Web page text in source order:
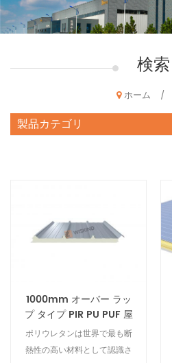
検索
ホーム /
製品カテゴリ
1000mm オーバー ラッ
プ タイプ PIR PU PUF 屋
根サンドイッチ パネル
ポリウレタンは世界で最も断
熱性の高い材料として認識さ